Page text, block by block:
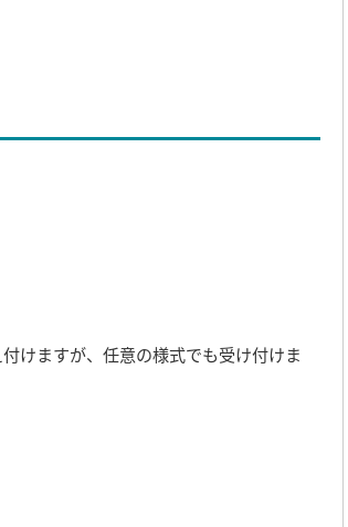
けますが、任意の様式でも受け付けま